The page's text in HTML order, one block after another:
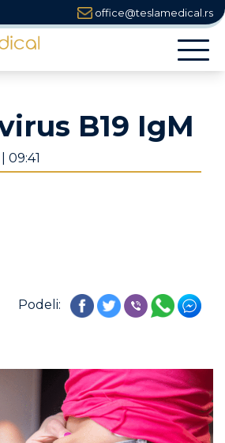
office@teslamedical.rs
B19 IgM
09:41
Podeli: